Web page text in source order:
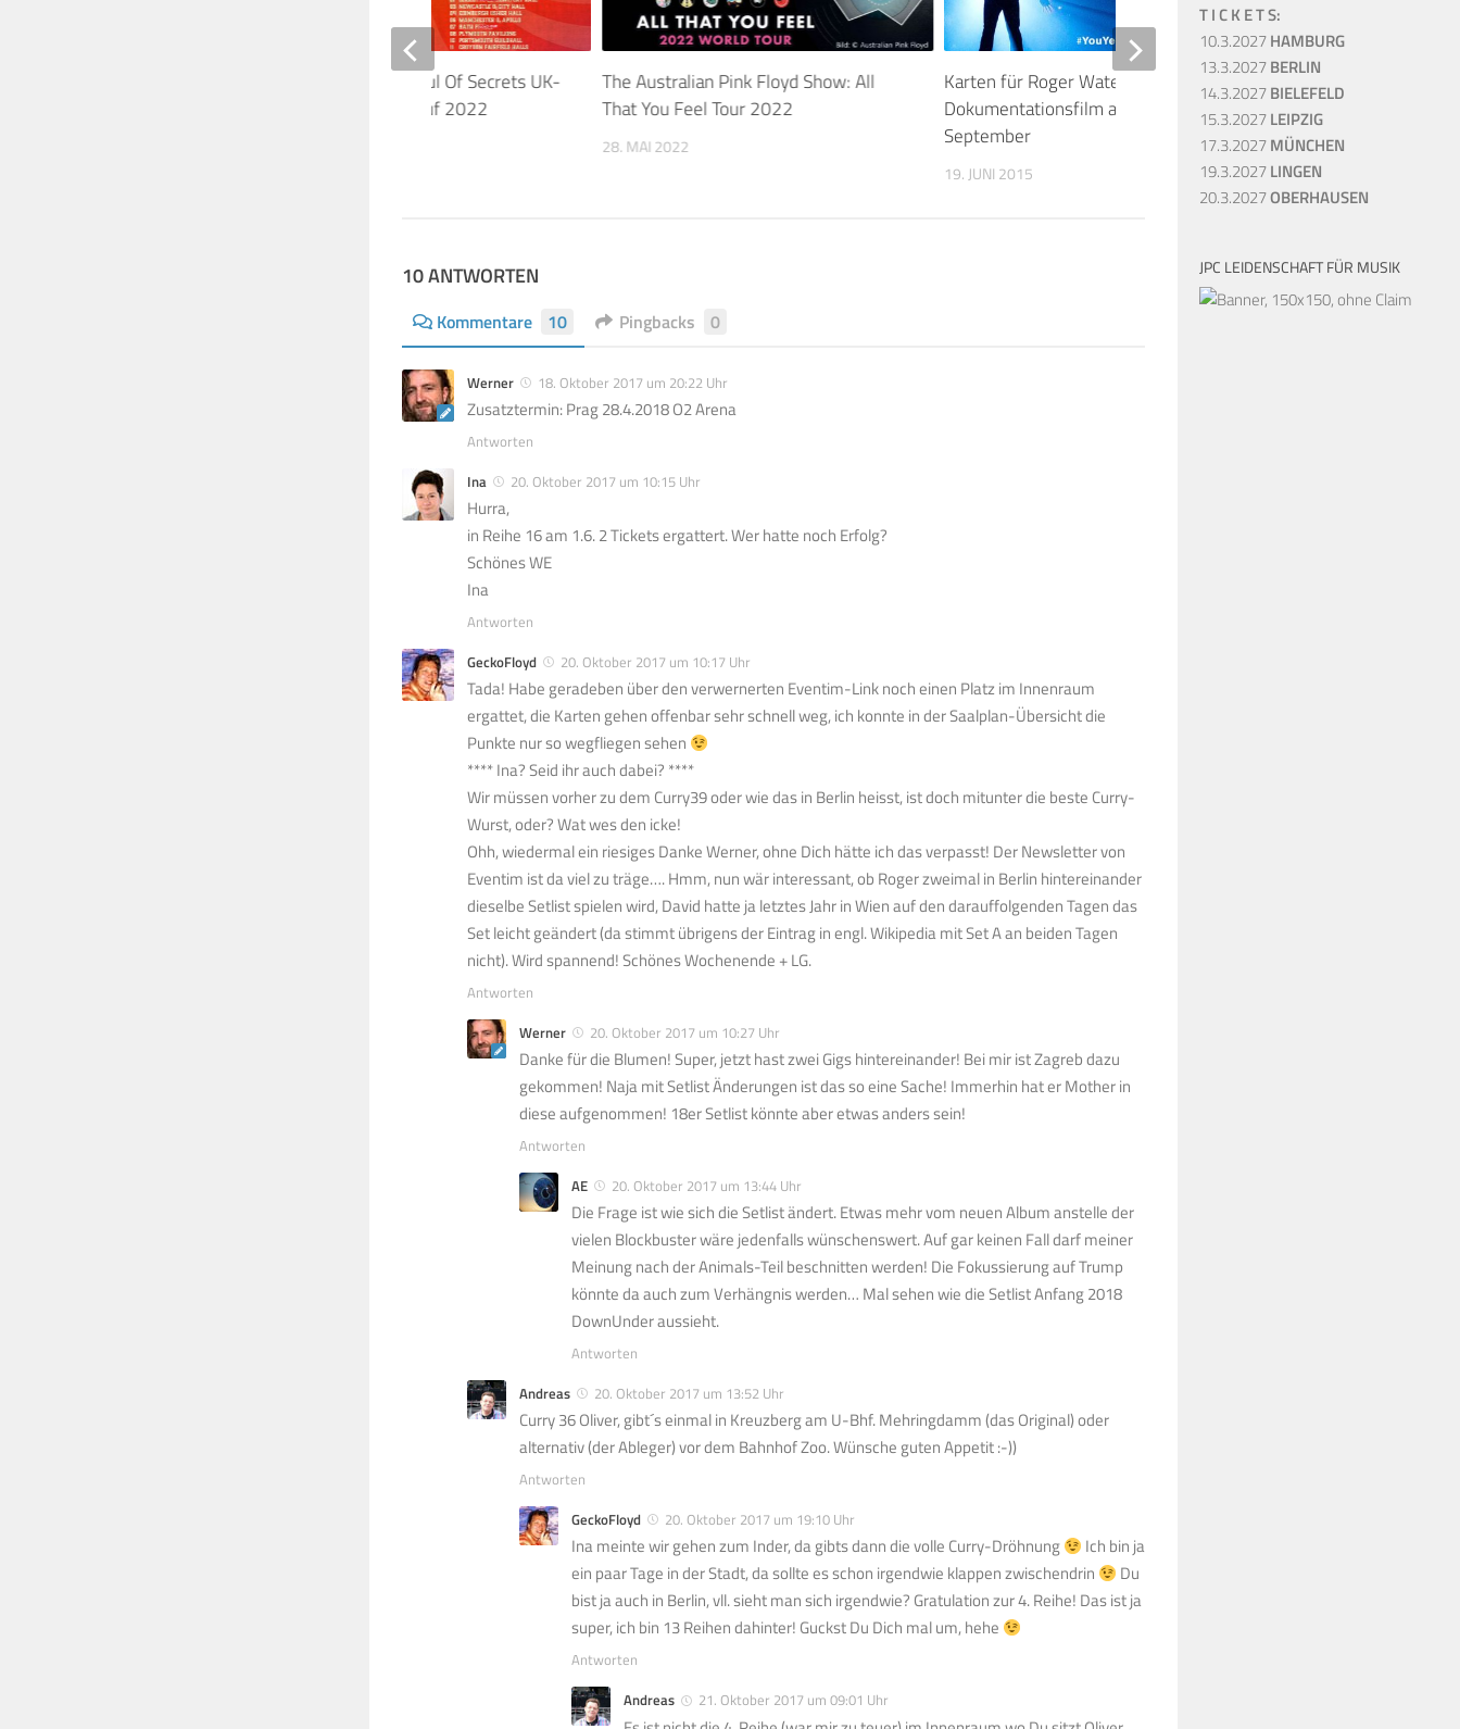
The Australian Pink Floyd Show: All
That You Feel Tour 2022
28. MAI 2022
Karten für Roger Waters The Wall
Dokumentationsfilm am 29.
September
19. JUNI 2015
Brit Floyd „The Wall“
Deutschland-Tour!
21. OKTOBER 2019
Nick Mason’s Saucerful Of Secrets UK-
Tour wegen Corona auf 2022
10 ANTWORTEN
Kommentare 10 Pingbacks 0
Werner 18. Oktober 2017 um 20:22 Uhr
Zusatztermin: Prag 28.4.2018 O2 Arena
Antworten
Ina
20. Oktober 2017 um 10:15 Uhr
Hurra,
in Reihe 16 am 1.6. 2 Tickets ergattert. Wer hatte noch Erfolg?
Schönes WE
Ina
Antworten
GeckoFloyd
20. Oktober 2017 um 10:17 Uhr
Tada! Habe geradeben über den verwernerten Eventim-Link noch einen Platz im Innenraum
ergattet, die Karten gehen offenbar sehr schnell weg, ich konnte in der Saalplan-Übersicht die
Punkte nur so wegfliegen sehen
**** Ina? Seid ihr auch dabei? ****
Wir müssen vorher zu dem Curry39 oder wie das in Berlin heisst, ist doch mitunter die beste Curry-
Wurst, oder? Wat wes den icke!
Ohh, wiedermal ein riesiges Danke Werner, ohne Dich hätte ich das verpasst! Der Newsletter von
Eventim ist da viel zu träge…. Hmm, nun wär interessant, ob Roger zweimal in Berlin hintereinander
dieselbe Setlist spielen wird, David hatte ja letztes Jahr in Wien auf den darauffolgenden Tagen das
Set leicht geändert (da stimmt übrigens der Eintrag in engl. Wikipedia mit Set A an beiden Tagen
nicht). Wird spannend! Schönes Wochenende + LG.
Antworten
Werner
20. Oktober 2017 um 10:27 Uhr
Danke für die Blumen! Super, jetzt hast zwei Gigs hintereinander! Bei mir ist Zagreb dazu
gekommen! Naja mit Setlist Änderungen ist das so eine Sache! Immerhin hat er Mother in
diese aufgenommen! 18er Setlist könnte aber etwas anders sein!
Antworten
AE
20. Oktober 2017 um 13:44 Uhr
Die Frage ist wie sich die Setlist ändert. Etwas mehr vom neuen Album anstelle der
vielen Blockbuster wäre jedenfalls wünschenswert. Auf gar keinen Fall darf meiner
Meinung nach der Animals-Teil beschnitten werden! Die Fokussierung auf Trump
könnte da auch zum Verhängnis werden… Mal sehen wie die Setlist Anfang 2018
DownUnder aussieht.
Antworten
Andreas
20. Oktober 2017 um 13:52 Uhr
Curry 36 Oliver, gibt´s einmal in Kreuzberg am U-Bhf. Mehringdamm (das Original) oder
alternativ (der Ableger) vor dem Bahnhof Zoo. Wünsche guten Appetit :-))
Antworten
GeckoFloyd
20. Oktober 2017 um 19:10 Uhr
Ina meinte wir gehen zum Inder, da gibts dann die volle Curry-Dröhnung
Ich bin ja
ein paar Tage in der Stadt, da sollte es schon irgendwie klappen zwischendrin
Du
bist ja auch in Berlin, vll. sieht man sich irgendwie? Gratulation zur 4. Reihe! Das ist ja
super, ich bin 13 Reihen dahinter! Guckst Du Dich mal um, hehe
Antworten
Andreas
21. Oktober 2017 um 09:01 Uhr
T I C K E T S:
10.3.2027HAMBURG
13.3.2027BERLIN
14.3.2027BIELEFELD
15.3.2027LEIPZIG
17.3.2027MÜNCHEN
19.3.2027LINGEN
20.3.2027OBERHAUSEN
JPC LEIDENSCHAFT FÜR MUSIK